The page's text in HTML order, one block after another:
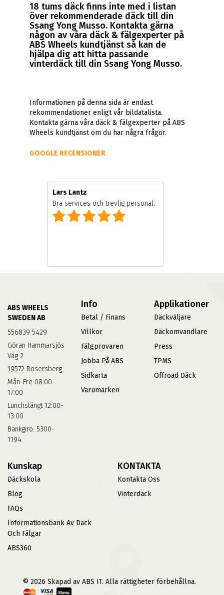
18 tums däck finns inte med i listan
över rekommenderade däck till din
Ssang Yong Musso. Kontakta gärna
någon av våra däck & fälgexperter på
ABS Wheels kundtjänst så kan de
hjälpa dig att hitta passande
vinterdäck till din Ssang Yong Musso.
Informationen på denna sida är endast
rekommendationer enligt vår bildatalista.
Kontakta gärna våra däck & fälgexperter på ABS
Wheels kundtjänst om du har några frågor.
GOOGLE RECENSIONER
Lars Lantz
Bra services och trevlig personal.
ABS WHEELS
SWEDEN AB
556839 5429
Göran Hammarsjös
Väg 2
19572 Rosersberg
Mån-Fre 08:00-
17:00
Lunchstängt 12:00-
13:00
Bankgiro: 5300-
1194
Info
Betal / Finans
Villkor
Fälgprovaren
Jobba På ABS
Sidkarta
Varumärken
Applikationer
Däckväljare
Däckomvandlare
Press
TPMS
Offroad Däck
Kunskap
Däckskola
Blog
FAQs
Informationsbank Av Däck
Och Fälgar
ABS360
KONTAKTA
Kontakta Oss
Vinterdäck
© 2026 Skapad av ABS IT. Alla rättigheter förbehållna.